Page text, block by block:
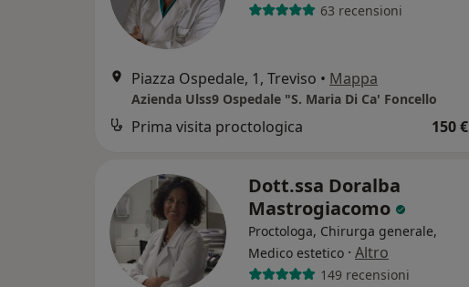
63 recensioni
Piazza Ospedale, 1, Treviso • Mappa
Azienda Ulss9 Ospedale "S. Maria Di Ca' Foncello
Prima visita proctologica 150 €
Dott.ssa Doralba
Mastrogiacomo
Proctologa, Chirurga generale,
Medico estetico · Altro
149 recensioni